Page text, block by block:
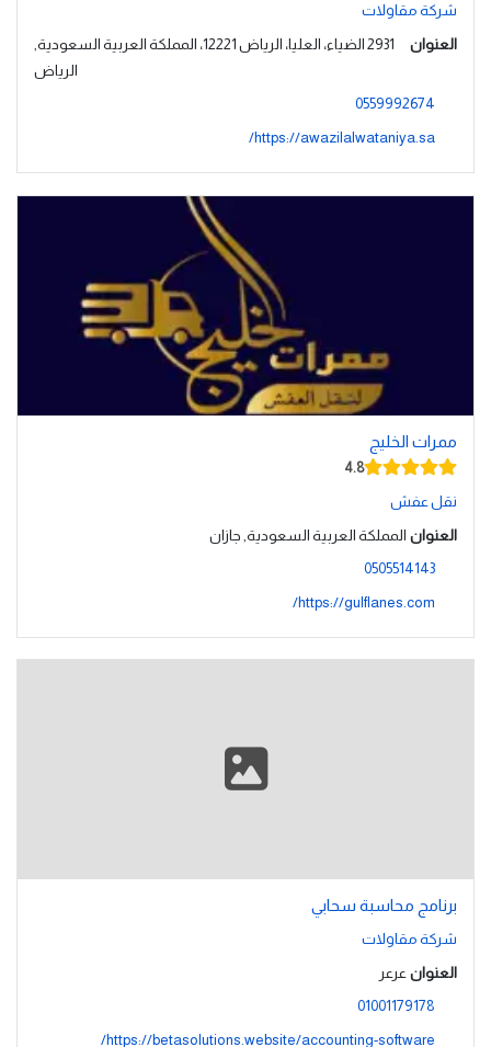
شركة مقاولات
العنوان
2931 الضياء، العليا، الرياض 12221، المملكة العربية السعودية,
الرياض
0559992674
https://awazilalwataniya.sa/
ممرات الخليج
4.8
نقل عفش
العنوان المملكة العربية السعودية, جازان
0505514143
https://gulflanes.com/
برنامج محاسبة سحابي
شركة مقاولات
العنوان عرعر
01001179178
https://betasolutions.website/accounting-software/